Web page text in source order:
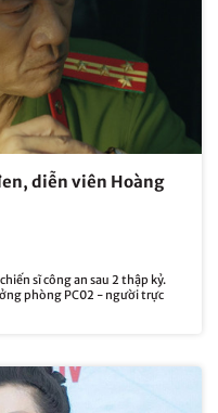
diễn viên Hoàng
sĩ công an sau 2 thập kỷ.
phòng PC02 - người trực